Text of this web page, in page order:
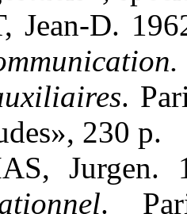
Jean-D.
.
230 p.
.